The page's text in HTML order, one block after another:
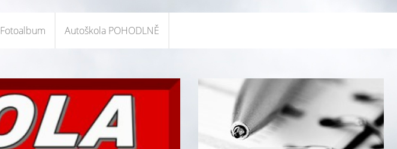
Fotoalbum Autoškola POHODLNĚ